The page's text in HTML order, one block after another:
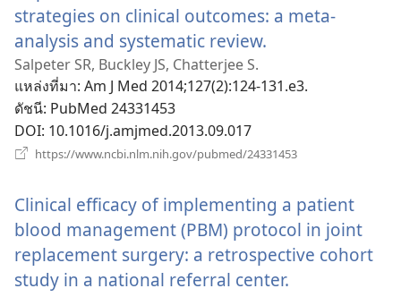
strategies on clinical outcomes: a meta-
analysis and systematic review.
ใหม่)
Salpeter SR, Buckley JS, Chatterjee S.
แหล่งที่มา‎: Am J Med 2014;127(2):124-131.e3.
ดัชนี‎: PubMed 24331453
DOI‎: 10.1016/j.amjmed.2013.09.017
https://www.ncbi.nlm.nih.gov/pubmed/24331453
Clinical efficacy of implementing a patient
blood management (PBM) protocol in joint
replacement surgery: a retrospective cohort
study in a national referral center.